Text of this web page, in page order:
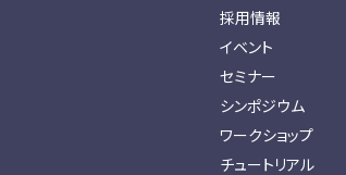
採用情報
イベント
セミナー
シンポジウム
ワークショップ
チュートリアル